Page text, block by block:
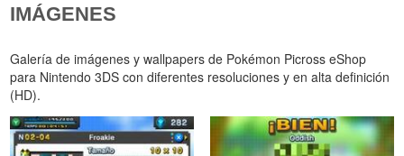
IMÁGENES
Galería de imágenes y wallpapers de Pokémon Picross eShop
para Nintendo 3DS con diferentes resoluciones y en alta definición
(HD).